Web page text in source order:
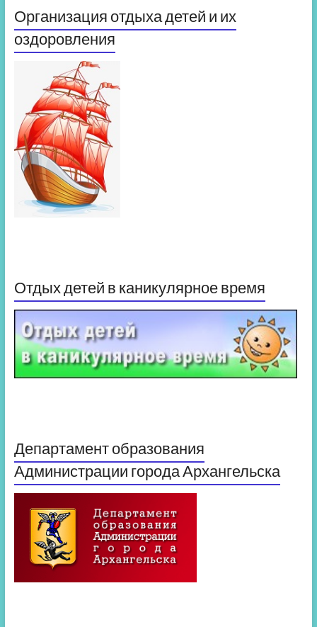
Организация отдыха детей и их
оздоровления
Отдых детей в каникулярное время
Департамент образования
Администрации города Архангельска